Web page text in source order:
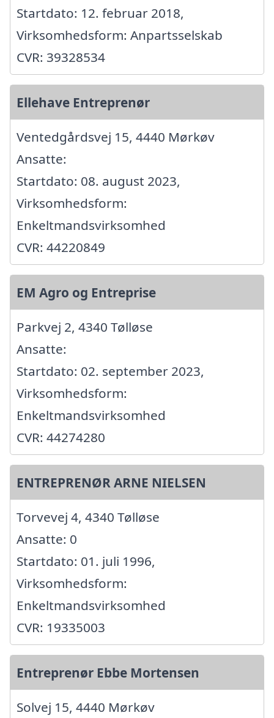
Startdato: 12. februar 2018,
Virksomhedsform: Anpartsselskab
CVR: 39328534
Ellehave Entreprenør
Ventedgårdsvej 15, 4440 Mørkøv
Ansatte:
Startdato: 08. august 2023,
Virksomhedsform:
Enkeltmandsvirksomhed
CVR: 44220849
EM Agro og Entreprise
Parkvej 2, 4340 Tølløse
Ansatte:
Startdato: 02. september 2023,
Virksomhedsform:
Enkeltmandsvirksomhed
CVR: 44274280
ENTREPRENØR ARNE NIELSEN
Torvevej 4, 4340 Tølløse
Ansatte: 0
Startdato: 01. juli 1996,
Virksomhedsform:
Enkeltmandsvirksomhed
CVR: 19335003
Entreprenør Ebbe Mortensen
Solvej 15, 4440 Mørkøv